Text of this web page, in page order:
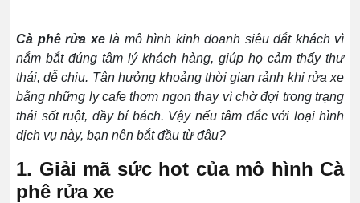
Cà phê rửa xelà mô hình kinh doanh siêu đắt khách vì
nắm bắt đúng tâm lý khách hàng, giúp họ cảm thấy thư
thái, dễ chịu. Tận hưởng khoảng thời gian rảnh khi rửa xe
bằng những ly cafe thơm ngon thay vì chờ đợi trong trạng
thái sốt ruột, đầy bí bách. Vậy nếu tâm đắc với loại hình
dịch vụ này, bạn nên bắt đầu từ đâu?
1. Giải mã sức hot của mô hình Cà
phê rửa xe